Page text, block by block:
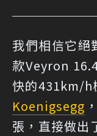
我們相信它絕
款Veyron
快的431km/h
Koenigsegg
張，直接做出